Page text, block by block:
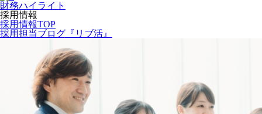
財務ハイライト
採用情報
採用情報TOP
採用担当ブログ『リブ活』